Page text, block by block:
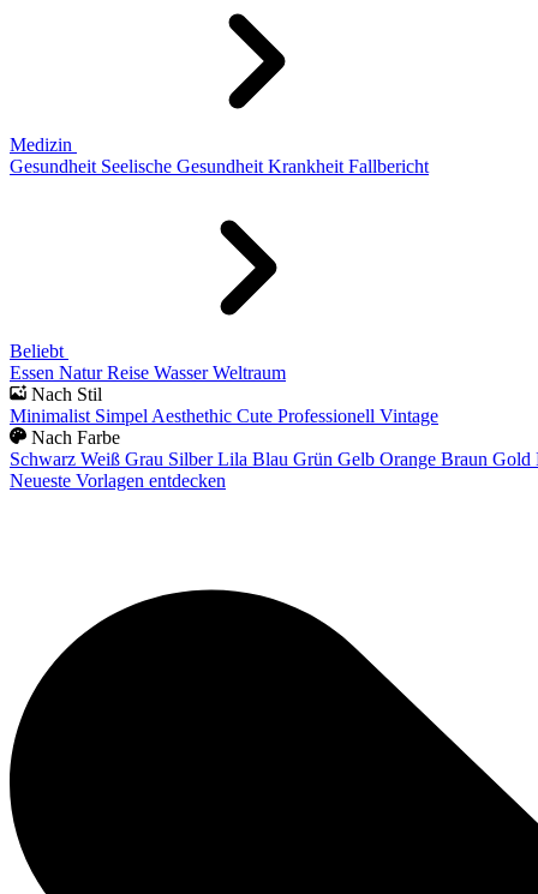
Medizin
Gesundheit Seelische Gesundheit Krankheit Fallbericht
Beliebt
Essen Natur Reise Wasser Weltraum
Nach Stil
Minimalist Simpel Aesthethic Cute Professionell Vintage
Nach Farbe
Schwarz Weiß Grau Silber Lila Blau Grün Gelb Orange Braun Gold
Neueste Vorlagen entdecken